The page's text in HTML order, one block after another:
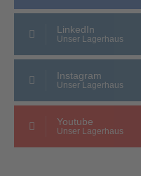
LinkedIn
Unser Lagerhaus
Instagram
Unser Lagerhaus
Youtube
Unser Lagerhaus